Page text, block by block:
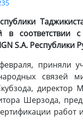
в
S.A. Республики
приняли
связей
директор
Шерзода,
работ